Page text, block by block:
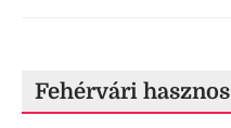
Fehérvári